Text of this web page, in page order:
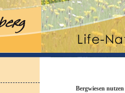
Bergwiesen nutzen